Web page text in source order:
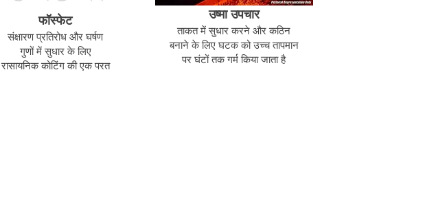
फॉस्फेट
संक्षारण प्रतिरोध और घर्षण
गुणों में सुधार के लिए
रासायनिक कोटिंग की एक परत
उष्मा उपचार
ताकत में सुधार करने और कठिन
बनाने के लिए घटक को उच्च तापमान
पर घंटों तक गर्म किया जाता है